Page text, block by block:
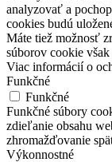
analyzovať a
cookies budú
Máte tiež možnosť
súborov cookie
Viac informácií o
Funkčné
Funkčné
Funkčné súbory
zdieľanie obsahu
zhromažďovanie
Výkonnostné